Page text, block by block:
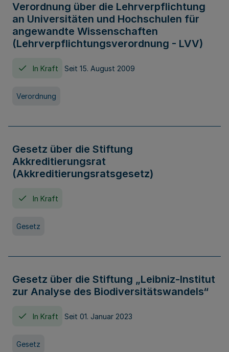
Verordnung über die Lehrverpflichtung
an Universitäten und Hochschulen für
angewandte Wissenschaften
(Lehrverpflichtungsverordnung - LVV)
In Kraft Seit 15. August 2009
Verordnung
Gesetz über die Stiftung
Akkreditierungsrat
(Akkreditierungsratsgesetz)
In Kraft
Gesetz
Gesetz über die Stiftung „Leibniz-Institut
zur Analyse des Biodiversitätswandels“
In Kraft Seit 01. Januar 2023
Gesetz